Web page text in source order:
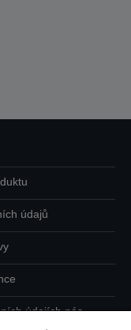
údajů
údajích nás